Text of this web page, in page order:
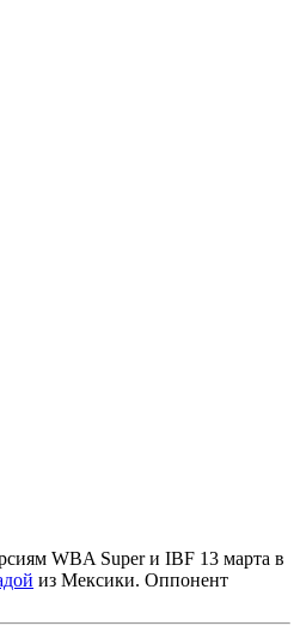
WBA Super и IBF 13 марта в
из Мексики. Оппонент